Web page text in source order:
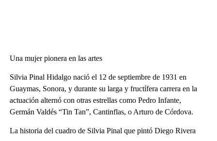
Una mujer pionera en las artes
Silvia Pinal Hidalgo nació el 12 de septiembre de 1931 en
Guaymas, Sonora, y durante su larga y fructífera carrera en la
actuación alternó con otras estrellas como Pedro Infante,
Germán Valdés “Tin Tan”, Cantinflas, o Arturo de Córdova.
La historia del cuadro de Silvia Pinal que pintó Diego Rivera